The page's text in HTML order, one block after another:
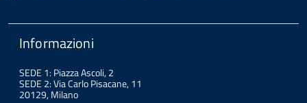
Informazioni
SEDE 1: Piazza Ascoli, 2
SEDE 2: Via Carlo Pisacane, 11
20129, Milano